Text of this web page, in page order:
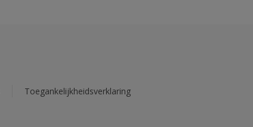
Toegankelijkheidsverklaring